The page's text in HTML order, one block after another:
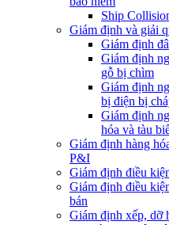
Ship
Giám định và giải
Giám định
Giám định
gỗ bị chìm
Giám định
bị điện bị
Giám định
hóa và tàu
Giám định hàng
P&I
Giám định điều
Giám định điều
bán
Giám định xếp, dỡ